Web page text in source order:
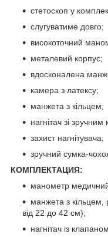
стетоскоп у
слугуватиме довго;
високоточний
металевий корпус;
вдосконалена
камера з латексу;
манжета з кільцем;
нагнітач зі
захист нагнітувача;
зручний сумка-
КОМПЛЕКТАЦИЯ:
манометр
манжета з кільцем,
від 22 до 42 см);
нагнітач із